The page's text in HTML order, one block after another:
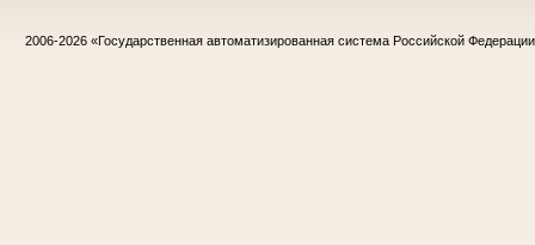
2006-2026 «Государственная автоматизированная система Российской